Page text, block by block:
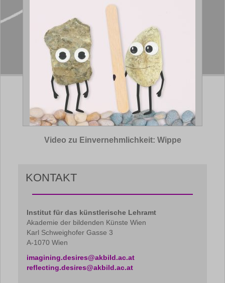
Video zu Einvernehmlichkeit: Wippe
KONTAKT
Institut für das künstlerische Lehramt
Akademie der bildenden Künste Wien
Karl Schweighofer Gasse 3
A-1070 Wien
imagining.desires@akbild.ac.at
reflecting.desires@akbild.ac.at